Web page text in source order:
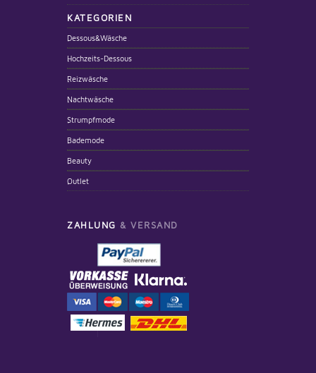
KATEGORIEN
Dessous&Wäsche
Hochzeits-Dessous
Reizwäsche
Nachtwäsche
Strumpfmode
Bademode
Beauty
Outlet
ZAHLUNG & VERSAND